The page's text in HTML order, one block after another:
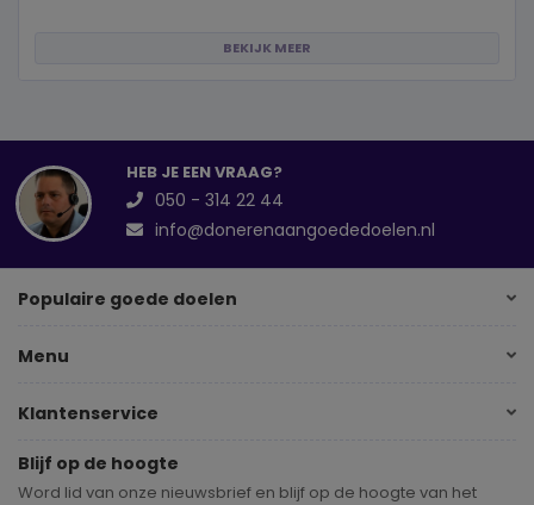
BEKIJK MEER
HEB JE EEN VRAAG?
050 - 314 22 44
info@donerenaangoededoelen.nl
Populaire goede doelen
Menu
Klantenservice
Blijf op de hoogte
Word lid van onze nieuwsbrief en blijf op de hoogte van het